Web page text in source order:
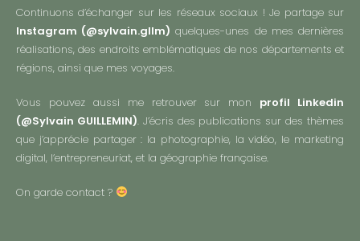
Continuons d’échanger sur les réseaux sociaux ! Je partage sur
Instagram (@sylvain.gllm) quelques-unes de mes dernières
réalisations, des endroits emblématiques de nos départements et
régions, ainsi que mes voyages.
Vous pouvez aussi me retrouver sur mon profil Linkedin
(@Sylvain GUILLEMIN). J’écris des publications sur des thèmes
que j’apprécie partager : la photographie, la vidéo, le marketing
digital, l’entrepreneuriat, et la géographie française.
On garde contact ?